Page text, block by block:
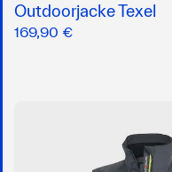
Outdoorjacke Texel
169,90 €